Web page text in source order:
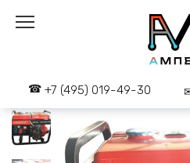
+7 (495) 019-49-30